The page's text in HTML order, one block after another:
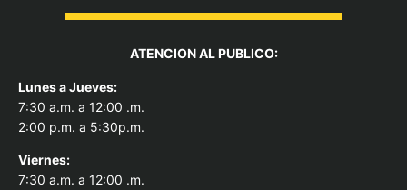
ATENCION AL PUBLICO:
Lunes a Jueves:
7:30 a.m. a 12:00 .m.
2:00 p.m. a 5:30p.m.
Viernes:
7:30 a.m. a 12:00 .m.